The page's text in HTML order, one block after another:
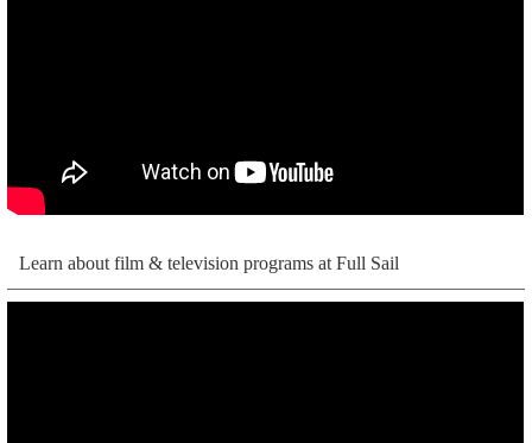
Learn about film & television programs at Full Sail